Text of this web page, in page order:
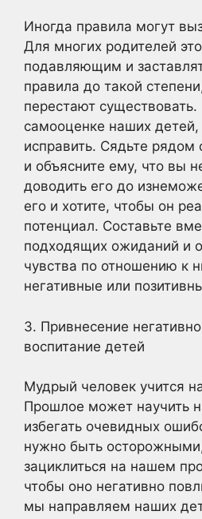
Иногда правила могут
Для многих родителей
подавляющим и
правила до такой
перестают
самооценке наших
исправить. Сядьте рядом
и объясните ему, что вы
доводить его до
его и хотите, чтобы он
потенциал. Составьте
подходящих ожиданий и
чувства по отношению к
негативные или
3. Привнесение
воспитание детей
Мудрый человек учится
Прошлое может научить
избегать очевидных
нужно быть
зациклиться на нашем
чтобы оно негативно
мы направляем наших